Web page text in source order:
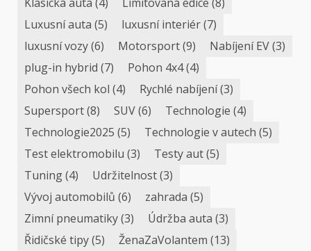
Klasická auta (4) Limitovaná edice (8)
Luxusní auta (5) luxusní interiér(7)
luxusní vozy(6) Motorsport(9) Nabíjení EV(3)
plug-in hybrid (7) Pohon 4x4(4)
Pohon všech kol (4) Rychlé nabíjení(3)
Supersport(8) SUV(6) Technologie (4)
Technologie2025 (5) Technologie v autech (5)
Test elektromobilu (3) Testy aut(5)
Tuning(4) Udržitelnost(3)
Vývoj automobilů (6) zahrada (5)
Zimní pneumatiky(3) Údržba auta (3)
Řidičské tipy(5) ŽenaZaVolantem (13)